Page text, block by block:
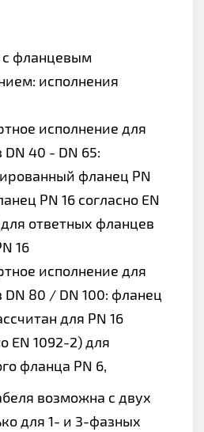
с фланцевым
исполнения
исполнение для
DN 40 - DN 65:
фланец PN
PN 16 согласно EN
ответных фланцев
16
исполнение для
DN 80 / DN 100: фланец
для PN 16
EN 1092-2) для
фланца PN 6,
возможна с двух
для 1- и 3-фазных